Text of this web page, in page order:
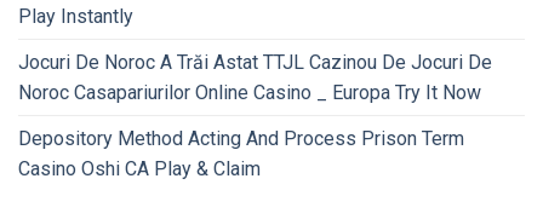
Play Instantly
Jocuri De Noroc A Trăi Astat TTJL Cazinou De Jocuri De
Noroc Casapariurilor Online Casino _ Europa Try It Now
Depository Method Acting And Process Prison Term
Casino Oshi CA Play & Claim